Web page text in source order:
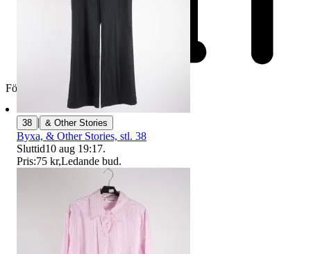
Företag
38 | & Other Stories
Byxa, & Other Stories, stl. 38
Sluttid10 aug 19:17.
Pris:75 kr,Ledande bud.